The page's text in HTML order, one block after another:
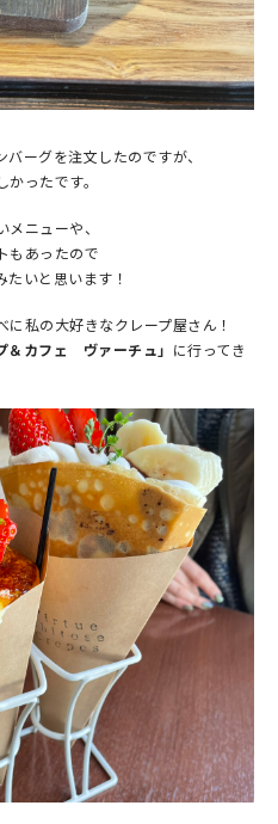
ーグを注文したのですが、
ったです。
ニューや、
もあったので
たいと思います！
私の大好きなクレープ屋さん！
＆カフェ ヴァーチュ」 に行ってき